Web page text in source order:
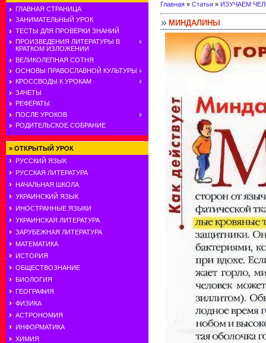
ГЛАВНАЯ СТРАНИЦА
ЗАНИМАТЕЛЬНЫЙ УРОК
ТЕСТЫ ДЛЯ ПРОВЕРКИ ЗНАНИЙ
ПРОИЗВЕДЕНИЯ ЛИТЕРАТУРЫ В
КРАТКОМ ИЗЛОЖЕНИИ
ВЕЛИКОЛЕПНАЯ СОТНЯ
ОСНОВЫ ПРАВОСЛАВНОЙ КУЛЬТУРЫ
КРОССВОДЫ К УРОКАМ
ЗАЧЕТЫ
РЕФЕРАТЫ
ПОСЛЕ УРОКОВ
РОДИТЕЛЬСКОЕ СОБРАНИЕ
» ОТКРЫТЫЙ УРОК
РУССКИЙ ЯЗЫК
РУССКАЯ ЛИТЕРАТУРА
НАЧАЛЬНАЯ ШКОЛА
УКРАИНСКИЙ ЯЗЫК
ИНОСТРАННЫЕ ЯЗЫКИ
УКРАИНСКАЯ ЛИТЕРАТУРА
ЗАРУБЕЖНАЯ ЛИТЕРАТУРА
МАТЕМАТИКА
ИСТОРИЯ
ОБЩЕСТВОЗНАНИЕ
БИОЛОГИЯ
ГЕОГРАФИЯ
ФИЗИКА
АСТРОНОМИЯ
ИНФОРМАТИКА
ХИМИЯ
Главная » Статьи » ИЗУЧАЕМ
МИНДАЛИНЫ